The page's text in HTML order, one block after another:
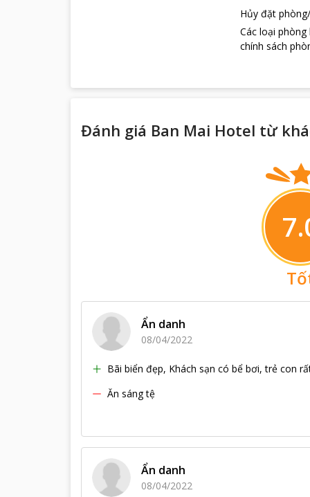
Hủy đặt
Các loại
chính sách
Đánh giá Ban Mai Hotel từ
Ẩn danh
08/04/2022
Bãi biển đẹp, Khách sạn có bể bơi, trẻ con
Ăn sáng tệ
Ẩn danh
08/04/2022